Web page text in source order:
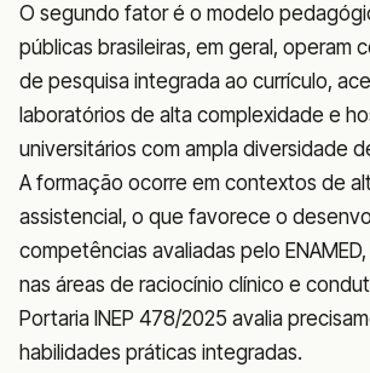
O segundo fator é o modelo
públicas brasileiras, em geral, operam
de pesquisa integrada ao currículo,
laboratórios de alta complexidade e
universitários com ampla diversidade
A formação ocorre em contextos de
assistencial, o que favorece o
competências avaliadas pelo
nas áreas de raciocínio clínico e
Portaria INEP 478/2025 avalia
habilidades práticas integradas.